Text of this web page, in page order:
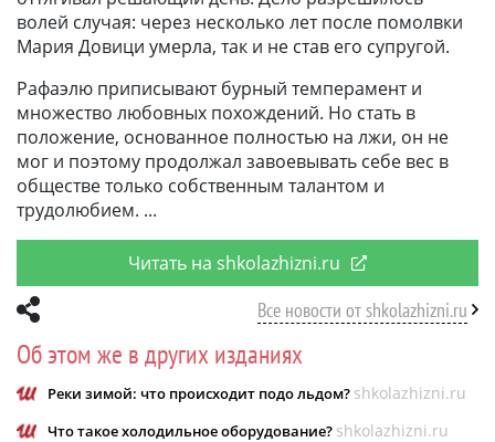
волей случая: через несколько лет после помолвки
Мария Довици умерла, так и не став его супругой.
Рафаэлю приписывают бурный темперамент и
множество любовных похождений. Но стать в
положение, основанное полностью на лжи, он не
мог и поэтому продолжал завоевывать себе вес в
обществе только собственным талантом и
трудолюбием.
Читать на shkolazhizni.ru
Все новости от shkolazhizni.ru
Об этом же в других изданиях
Реки зимой: что происходит подо льдом? shkolazhizni.ru
Что такое холодильное оборудование? shkolazhizni.ru